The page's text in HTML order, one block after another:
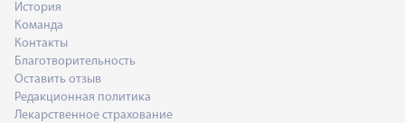
История
Команда
Контакты
Благотворительность
Оставить отзыв
Редакционная политика
Лекарственное страхование